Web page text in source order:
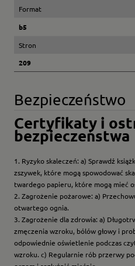
Format
b5
Stron
209
Bezpieczeństwo
Certyfikaty i
bezpieczeństwa
1. Ryzyko skaleczeń: a) Sprawdź
zszywek, które mogą spowodować
twardego papieru, które mogą mieć
2. Zagrożenie pożarowe: a)
otwartego ognia.
3. Zagrożenie dla zdrowia: a)
zmęczenia wzroku, bólów głowy i
odpowiednie oświetlenie podczas
wzroku. c) Regularnie rób przerwy